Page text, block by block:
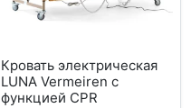
Кровать электрическая
LUNA Vermeiren с
функцией CPR